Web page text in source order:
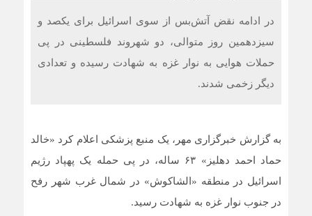
در ادامه نقض آتش‌بس از سوی اسرائیل برای یکصد و
سیزدهمین روز متوالی، دو شهروند فلسطینی در پی
حملات هوایی به نوار غزه به شهادت رسیده و تعدادی
دیگر زخمی شدند.
به گزارش خبرگزاری مهر، یک منبع پزشکی اعلام کرد «خالد
حماد احمد دهلیز» ۶۳ ساله، در پی حمله یک پهپاد رژیم
اسرائیل در منطقه «الشاکوش» در شمال‌ غرب شهر رفح
در جنوب نوار غزه به شهادت رسید.